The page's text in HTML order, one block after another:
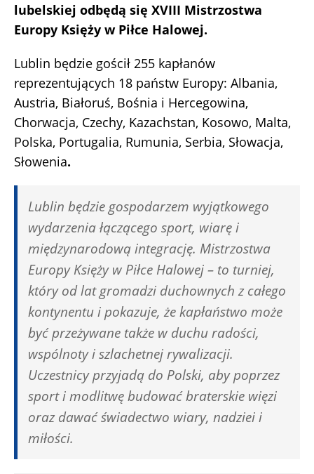
lubelskiej odbędą się XVIII Mistrzostwa
Europy Księży w Piłce Halowej.
Lublin będzie gościł 255 kapłanów
reprezentujących 18 państw Europy: Albania,
Austria, Białoruś, Bośnia i Hercegowina,
Chorwacja, Czechy, Kazachstan, Kosowo, Malta,
Polska, Portugalia, Rumunia, Serbia, Słowacja,
Słowenia.
Lublin będzie gospodarzem wyjątkowego
wydarzenia łączącego sport, wiarę i
międzynarodową integrację. Mistrzostwa
Europy Księży w Piłce Halowej – to turniej,
który od lat gromadzi duchownych z całego
kontynentu i pokazuje, że kapłaństwo może
być przeżywane także w duchu radości,
wspólnoty i szlachetnej rywalizacji.
Uczestnicy przyjadą do Polski, aby poprzez
sport i modlitwę budować braterskie więzi
oraz dawać świadectwo wiary, nadziei i
miłości.